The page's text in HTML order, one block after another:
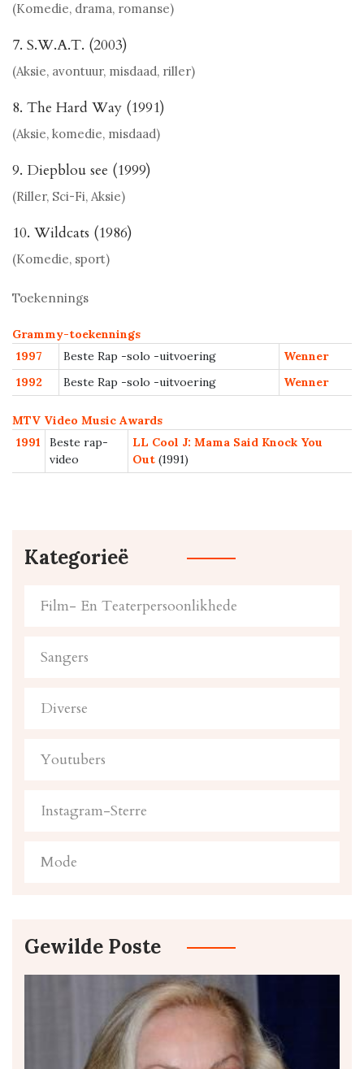
(Komedie, drama, romanse)
7. S.W.A.T. (2003)
(Aksie, avontuur, misdaad, riller)
8. The Hard Way (1991)
(Aksie, komedie, misdaad)
9. Diepblou see (1999)
(Riller, Sci-Fi, Aksie)
10. Wildcats (1986)
(Komedie, sport)
Toekennings
Grammy-toekennings
1997
Beste Rap -solo -uitvoering
Wenner
1992
Beste Rap -solo -uitvoering Wenner
MTV Video Music Awards
1991
Beste rap-
video
LL Cool J: Mama Said Knock You
Out (1991)
Kategorieë
Film- En Teaterpersoonlikhede
Sangers
Diverse
Youtubers
Instagram-Sterre
Mode
Gewilde Poste